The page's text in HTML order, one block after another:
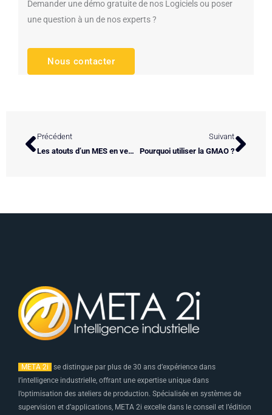
Demander une démo gratuite de nos Logiciels ou poser
une question à un de nos experts ?
Nous contacter
Précédent
Les atouts d’un MES en version web : la mobilité dans l’atelier
Suivant
Pourquoi utiliser la GMAO ?
META 2i
se distingue par plus de 30 ans d’expérience dans
l’intelligence industrielle, offrant une expertise unique dans
l’optimisation des ateliers de production. Spécialisée en systèmes de
supervision et d’applications, META 2i excelle dans le conseil et l’édition